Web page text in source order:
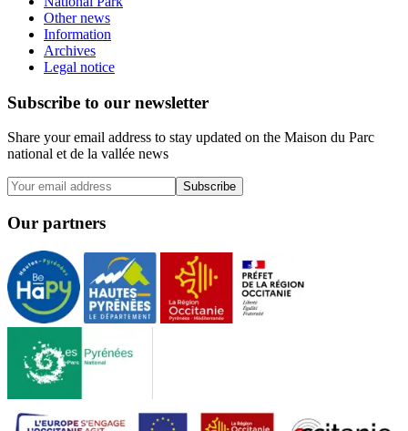
Other news
Information
Archives
Legal notice
Subscribe to our newsletter
Share your email address to stay updated on the Maison du Parc
national et de la vallée news
Subscribe
Our partners